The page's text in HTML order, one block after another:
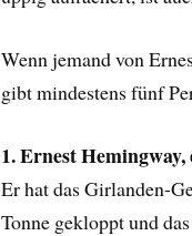
Wenn jemand von
gibt mindestens fünf
1. Ernest
Er hat das Girlanden-
Tonne gekloppt und